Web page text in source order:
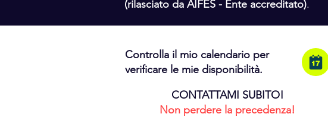
(rilasciato da AIFES - Ente accreditato).
Controlla il mio calendario per
verificare le mie disponibilità.
CONTATTAMI SUBITO!
Non perdere la precedenza!